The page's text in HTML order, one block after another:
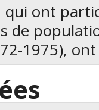
qui ont
de
1975),
sur le
à